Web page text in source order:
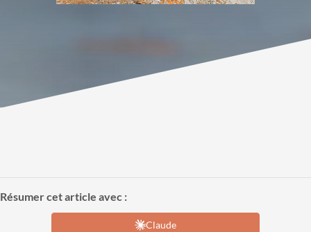
Résumer cet article avec :
Claude